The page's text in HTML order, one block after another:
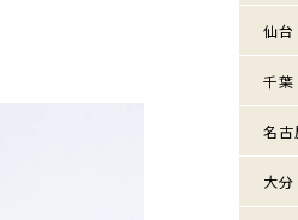
仙台
千葉
名古
大分